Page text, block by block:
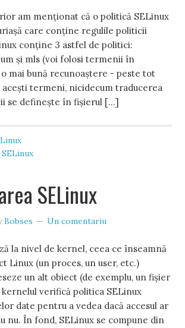
am menționat că o politică SELinux
care conține regulile politicii
conține 3 astfel de politici:
și mls (voi folosi termenii în
mai bună recunoaștere - peste tot
termeni, nicidecum traducerea
se definește în fișierul […]
SELinux
SELinux
Bobses Un comentariu
la nivel de kernel, ceea ce înseamnă
Linux (un proces, un user, etc.)
un alt obiect (de exemplu, un fișier
verifică politica SELinux
date pentru a vedea dacă accesul ar
nu. În fond, SELinux se compune din